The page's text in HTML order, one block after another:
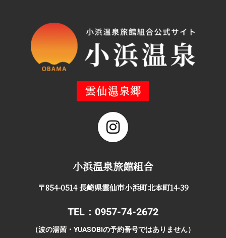
小浜温泉旅館組合
〒854-0514 長崎県雲仙市小浜町北本町14-39
TEL：0957-74-2672
（波の湯茜・YUASOBIの予約番号ではありません）